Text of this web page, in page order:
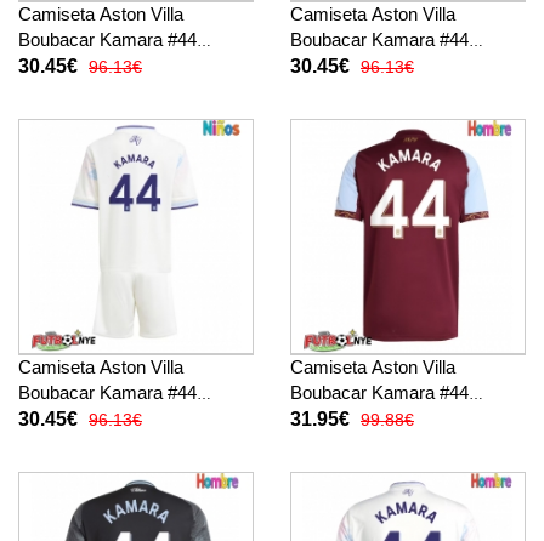
Camiseta Aston Villa
Boubacar Kamara #44
Primera Equipación para
(+ pantalones cortos)
30.45€ 96.13€
Camiseta Aston Villa
Boubacar Kamara #44
Visitante Equipación para
(+ pantalones cortos)
30.45€ 96.13€
Camiseta Aston Villa
Boubacar Kamara #44
Tercera Equipación para
(+ pantalones cortos)
30.45€ 96.13€
Camiseta Aston Villa
Boubacar Kamara #44
Primera Equipación 2025-26
31.95€ 99.88€